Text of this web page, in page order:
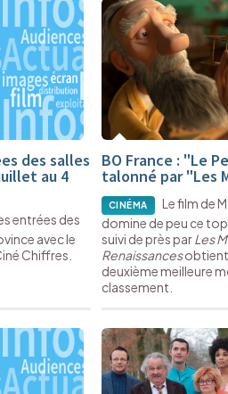
des salles
au 4
entrées des
avec le
Chiffres.
BO France : "Le
talonné par "Les
CINÉMA
Le film de
domine de peu ce top
suivi de près parLes
Renaissances
deuxième meilleure
classement.